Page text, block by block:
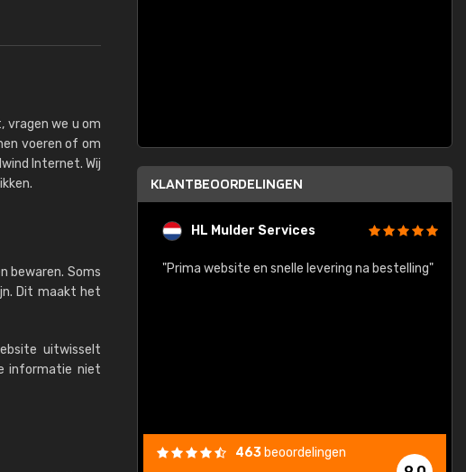
vragen we u om
voeren of om
Internet. Wij
bewaren. Soms
Dit maakt het
uitwisselt
informatie niet
KLANTBEOORDELINGEN
betaalbaar!"
HL Mulder Services
"Prima website en snelle levering na bestelling"
463 beoordelingen